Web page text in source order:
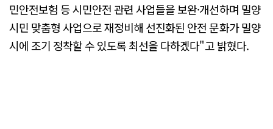
민안전보험 등 시민안전 관련 사업들을 보완·개선하며 밀양
시민 맞춤형 사업으로 재정비해 선진화된 안전 문화가 밀양
시에 조기 정착할 수 있도록 최선을 다하겠다"고 밝혔다.